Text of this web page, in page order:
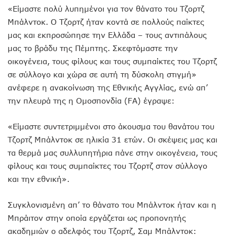
«Είμαστε πολύ λυπημένοι για τον θάνατο του Τζορτζ
Μπάλντοκ. Ο Τζορτζ ήταν κοντά σε πολλούς παίκτες
μας και εκπροσώπησε την Ελλάδα – τους αντιπάλους
μας το βράδυ της Πέμπτης. Σκεφτόμαστε την
οικογένεια, τους φίλους και τους συμπαίκτες του Τζορτζ
σε σύλλογο και χώρα σε αυτή τη δύσκολη στιγμή»
ανέφερε η ανακοίνωση της Εθνικής Αγγλίας, ενώ απ’
την πλευρά της η Ομοσπονδία (FA) έγραψε:
«Είμαστε συντετριμμένοι στο άκουσμα του θανάτου του
Τζορτζ Μπάλντοκ σε ηλικία 31 ετών. Οι σκέψεις μας και
τα θερμά μας συλλυπητήρια πάνε στην οικογένεια, τους
φίλους και τους συμπαίκτες του Τζορτζ στον σύλλογο
και την εθνική».
Συγκλονισμένη απ’ το θάνατο του Μπάλντοκ ήταν και η
Μπράιτον στην οποία εργάζεται ως προπονητής
ακαδημιών ο αδελφός του Τζορτζ, Σαμ Μπάλντοκ: